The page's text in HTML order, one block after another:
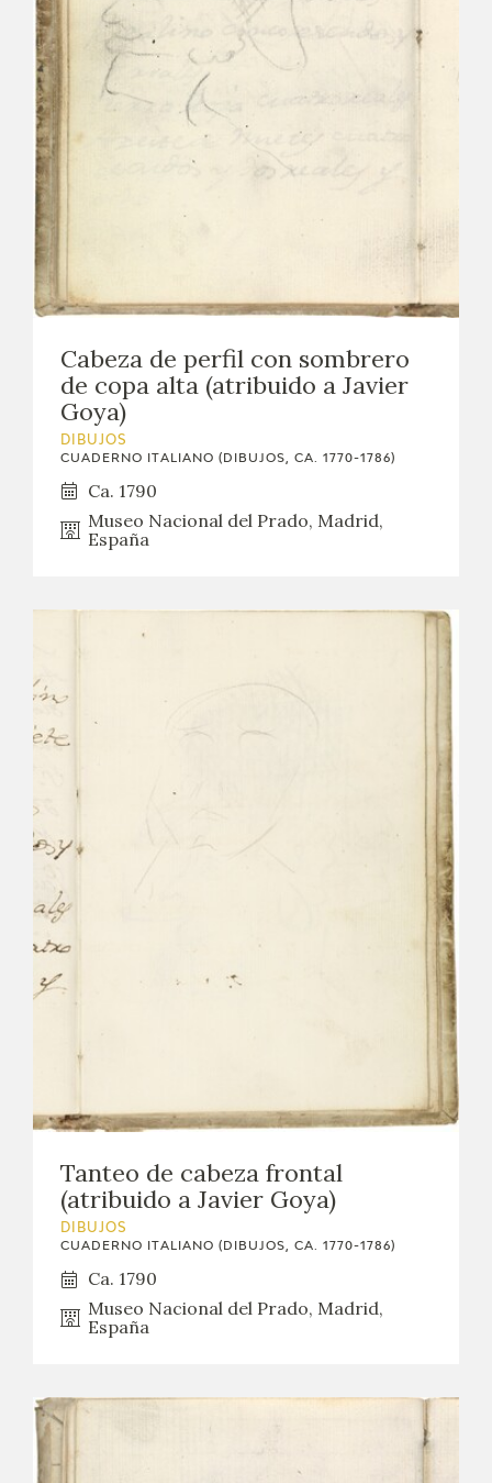
Cabeza de perfil con sombrero
de copa alta (atribuido a Javier
Goya)
DIBUJOS
CUADERNO ITALIANO (DIBUJOS, CA. 1770-1786)
Ca. 1790
Museo Nacional del Prado, Madrid,
España
Tanteo de cabeza frontal
(atribuido a Javier Goya)
DIBUJOS
CUADERNO ITALIANO (DIBUJOS, CA. 1770-1786)
Ca. 1790
Museo Nacional del Prado, Madrid,
España